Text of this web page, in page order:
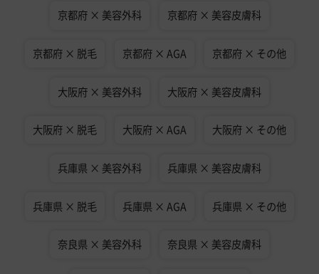
京都府 × 美容外科 京都府 × 美容皮膚科
京都府 × 脱毛 京都府 × AGA 京都府 × その他
大阪府 × 美容外科 大阪府 × 美容皮膚科
大阪府 × 脱毛 大阪府 × AGA 大阪府 × その他
兵庫県 × 美容外科 兵庫県 × 美容皮膚科
兵庫県 × 脱毛 兵庫県 × AGA 兵庫県 × その他
奈良県 × 美容外科 奈良県 × 美容皮膚科